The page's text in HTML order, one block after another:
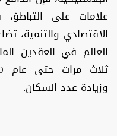
علامات على التباطؤ،
الاقتصادي والتنمية،
العالم في العقدين
وزيادة عدد السكان.